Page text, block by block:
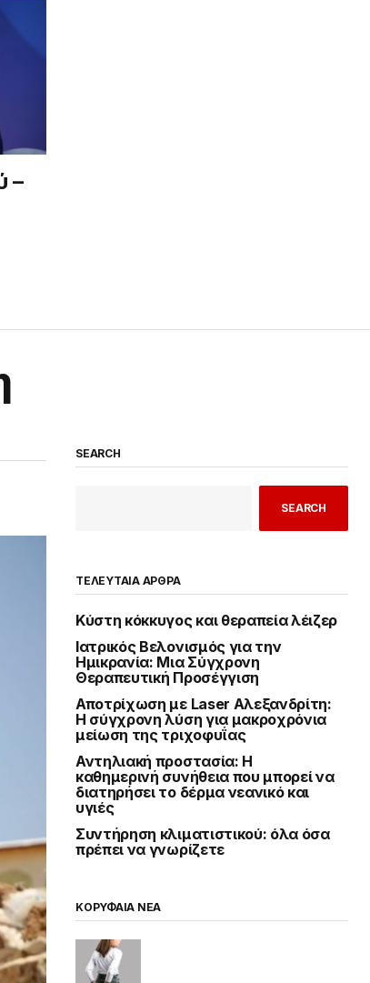
–
SEARCH
SEARCH
ΤΕΛΕΥΤΑΙΑ ΑΡΘΡΑ
Κύστη κόκκυγος και θεραπεία λέιζερ
Ιατρικός Βελονισμός για την
Ημικρανία: Μια Σύγχρονη
Θεραπευτική Προσέγγιση
Αποτρίχωση με Laser Αλεξανδρίτη:
Η σύγχρονη λύση για μακροχρόνια
μείωση της τριχοφυΐας
Αντηλιακή προστασία: Η
καθημερινή συνήθεια που μπορεί να
διατηρήσει το δέρμα νεανικό και
υγιές
Συντήρηση κλιματιστικού: όλα όσα
πρέπει να γνωρίζετε
ΚΟΡΥΦΑΙΑ ΝΕΑ